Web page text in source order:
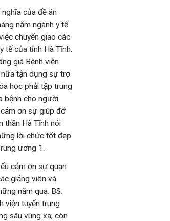
của đề án
năm ngành y tế
chuyển giao các
tế của tỉnh Hà Tĩnh.
giá Bệnh viện
nữa tận dụng sự trợ
học phải tập trung
bệnh cho người
cảm ơn sự giúp đỡ
thần Hà Tĩnh nói
lời chức tốt đẹp
ương 1.
cảm ơn sự quan
giảng viên và
năm qua. BS.
viện tuyến trung
sâu vùng xa, còn